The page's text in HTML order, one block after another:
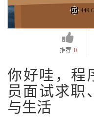
推荐 0
你好哇，
员面试求职
与生活